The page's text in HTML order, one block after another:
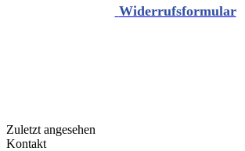
Widerrufsformular
Zuletzt angesehen
Kontakt